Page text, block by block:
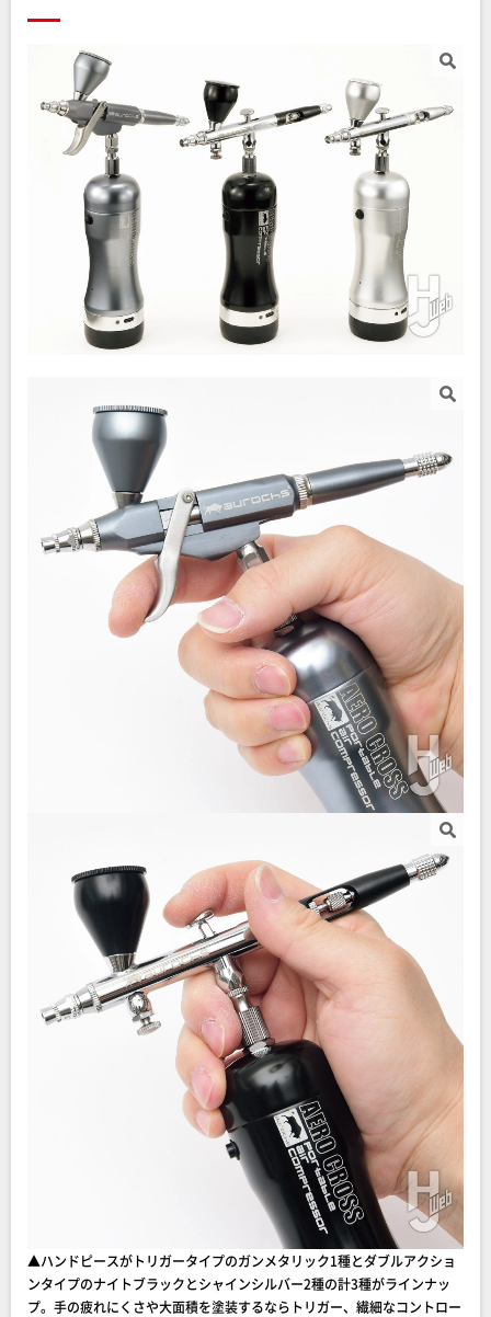
▲ハンドピースがトリガータイプのガンメタリック1種とダブルアクショ
ンタイプのナイトブラックとシャインシルバー2種の計3種がラインナッ
プ。手の疲れにくさや大面積を塗装するならトリガー、繊細なコントロー